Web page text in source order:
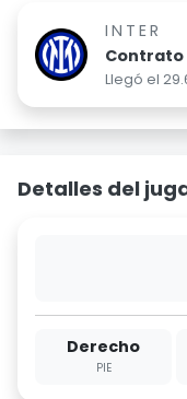
INTER
Contrato
Llegó el
Detalles del
Derecho
PIE